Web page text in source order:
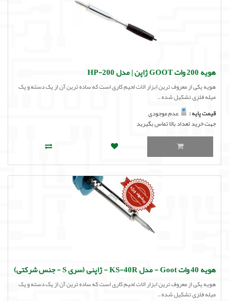
هویه 200 وات GOOT ژاپن | مدل HP-200
هویه یکی از معروف ترین ابزار الات لحیم کاری است که ساده ترین آن از یک دسته و یک
میله فلزی تشکیل شده ..
قیمت پایه :
عدم موجودی
جهت خرید تعداد بالا تماس بگیرید
هویه 40 وات Goot - مدل KS-40R - ژاپنی (سری S - جنس شرکتی)
هویه یکی از معروف ترین ابزار الات لحیم کاری است که ساده ترین آن از یک دسته و یک
میله فلزی تشکیل شده ..